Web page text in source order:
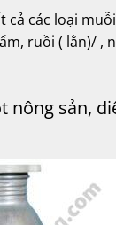
cả các loại
ruồi ( lằn)/ ,
nông sản,